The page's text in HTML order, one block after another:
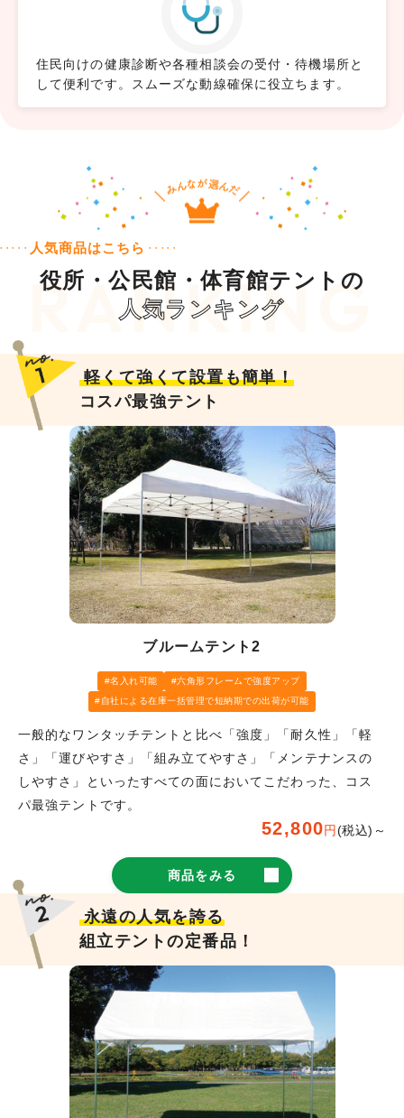
住民向けの健康診断や各種相談会の受付・待機場所と
して便利です。スムーズな動線確保に役立ちます。
人気商品はこちら
役所・公民館・体育館テントの
人気ランキング
軽くて強くて設置も簡単！
コスパ最強テント
ブルームテント2
名入れ可能 六角形フレームで強度アップ
自社による在庫一括管理で短納期での出荷が可能
一般的なワンタッチテントと比べ「強度」「耐久性」「軽
さ」「運びやすさ」「組み立てやすさ」「メンテナンスの
しやすさ」といったすべての面においてこだわった、コス
パ最強テントです。
52,800円(税込)～
商品をみる
永遠の人気を誇る
組立テントの定番品！